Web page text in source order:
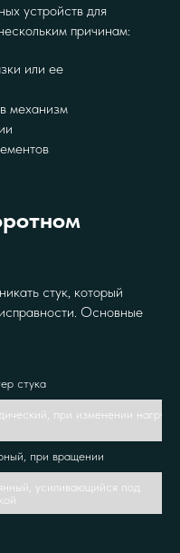
устройств для
причинам:
или ее
механизм
стук, который
Основные
стука
при изменении
при вращении
усиливающийся под